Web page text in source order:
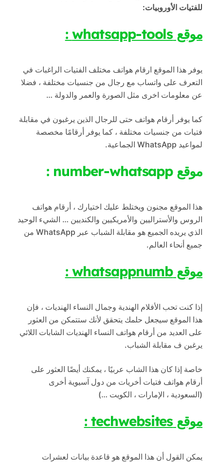
للفتيات الأوروبيات:
موقع whatsapp-tools :
يوفر هذا الموقع ارقام هواتف مختلف الفتيات الراغبات في
التعرف على واتساب مع رجال من جنسيات مختلفة ، فضلا
عن معلومات اخرى مثل الصورة والعمر والدولة …
كما يوفر أرقام هواتف حتى للرجال الذين يرغبون في مقابلة
فتيات من جنسيات مختلفة ، كما يوفر أرقامًا مخصصة
لمواعيد WhatsApp الجماعية.
موقع number-whatsapp :
هذا الموقع مجنون ويختلط عليك اختيارك ، أرقام هواتف
الروس والأستراليين والأمريكيين والكنديين … الشيء الوحيد
الذي يريده الجميع هو مقابلة الشباب عبر WhatsApp من
جميع أنحاء العالم.
موقع whatsappnumb :
إذا كنت تحب الأفلام الهندية وجمال النساء الهنديات ، فإن
هذا الموقع سيجعل حلمك يتحقق لأنك ستتمكن من العثور
على العديد من أرقام هواتف النساء الهنديات الشابات اللائي
يرغبن ف مقابلة الشباب.
خاصة إذا كان هذا الشاب عربيًا ، يمكنك أيضًا العثور على
أرقام هواتف فتيات أخريات من دول آسيوية أخرى
(السعودية ، الإمارات ، الكويت …)
موقع techwebsites :
يمكن القول أن هذا الموقع هو قاعدة بيانات لعشرات